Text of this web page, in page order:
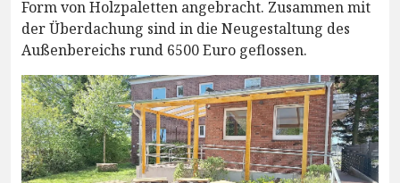
Form von Holzpaletten angebracht. Zusammen mit
der Überdachung sind in die Neugestaltung des
Außenbereichs rund 6500 Euro geflossen.